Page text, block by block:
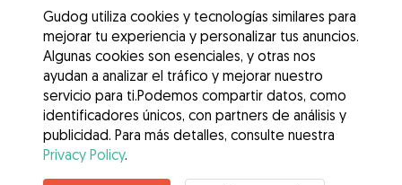
Gudog utiliza cookies y tecnologías similares para
mejorar tu experiencia y personalizar tus anuncios.
Algunas cookies son esenciales, y otras nos
ayudan a analizar el tráfico y mejorar nuestro
servicio para ti.Podemos compartir datos, como
identificadores únicos, con partners de análisis y
publicidad. Para más detalles, consulte nuestra
Privacy Policy.